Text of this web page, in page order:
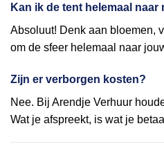
Kan ik de tent helemaal
Absoluut! Denk aan bloemen,
om de sfeer helemaal naar
Zijn er verborgen kosten?
Nee. Bij Arendje Verhuur
Wat je afspreekt, is wat je